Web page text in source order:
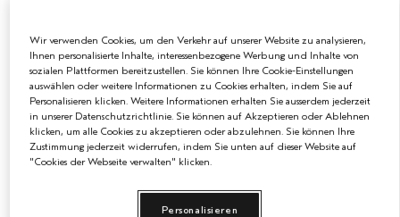
SCALP SOLUTIONS BALANCING SHAMPOO
Ein sanftes Shampoo, das sofort Verschmutzungen und
Rückstände von Haar und Kopfhaut entfernt.
(138)
€40.50 | €0.20/ml
ZUM WARENKORB HINZUFÜGEN
Wir verwenden Cookies, um den Verkehr auf unserer Website zu analysieren,
Ihnen personalisierte Inhalte, interessenbezogene Werbung und Inhalte von
sozialen Plattformen bereitzustellen. Sie können Ihre Cookie-Einstellungen
auswählen oder weitere Informationen zu Cookies erhalten, indem Sie auf
Personalisieren klicken. Weitere Informationen erhalten Sie ausserdem jederzeit
in unserer Datenschutzrichtlinie. Sie können auf Akzeptieren oder Ablehnen
klicken, um alle Cookies zu akzeptieren oder abzulehnen. Sie können Ihre
Zustimmung jederzeit widerrufen, indem Sie unten auf dieser Website auf
"Cookies der Webseite verwalten" klicken.
Personalisieren